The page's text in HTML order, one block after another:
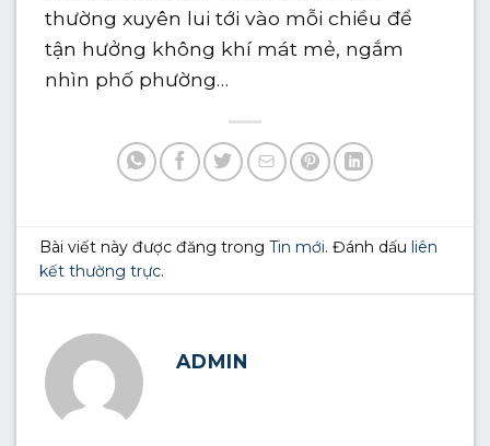
thường xuyên lui tới vào mỗi chiều để
tận hưởng không khí mát mẻ, ngắm
nhìn phố phường…
Bài viết này được đăng trongTin mới. Đánh dấu liên
kết thường trực.
ADMIN